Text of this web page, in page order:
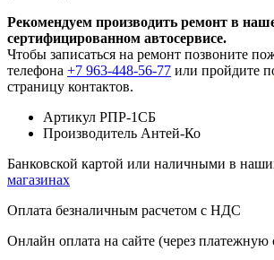
Рекомендуем производить ремонт в
сертифицированном автосервисе.
Чтобы записаться на ремонт позвоните
телефона +7 963-448-56-77 или пройдите
страницу контактов.
Артикул РПР-1СБ
Производитель Антей-Ко
Банковской картой или наличными в
магазинах
Оплата безналичным расчетом с НДС
Онлайн оплата на сайте (через